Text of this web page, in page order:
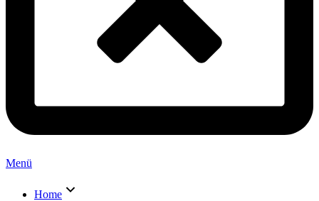
Menü
Home